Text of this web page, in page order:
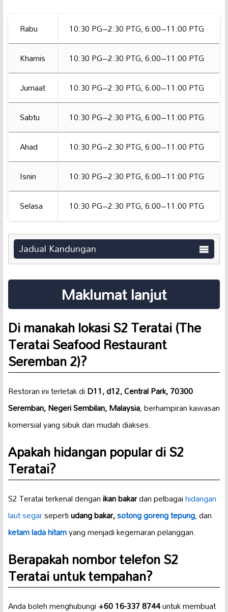
Rabu
10:30 PG–2:30 PTG, 6:00–11:00 PTG
Khamis
10:30 PG–2:30 PTG, 6:00–11:00 PTG
Jumaat
10:30 PG–2:30 PTG, 6:00–11:00 PTG
Sabtu
10:30 PG–2:30 PTG, 6:00–11:00 PTG
Ahad
10:30 PG–2:30 PTG, 6:00–11:00 PTG
Isnin
10:30 PG–2:30 PTG, 6:00–11:00 PTG
Selasa
10:30 PG–2:30 PTG, 6:00–11:00 PTG
Jadual Kandungan
Maklumat lanjut
Di manakah lokasi S2 Teratai (The
Teratai Seafood Restaurant
Seremban 2)?
Restoran ini terletak diD11, d12, Central Park, 70300
Seremban, Negeri Sembilan, Malaysia, berhampiran kawasan
komersial yang sibuk dan mudah diakses.
Apakah hidangan popular di S2
Teratai?
S2 Teratai terkenal denganikan bakardan pelbagaihidangan
laut segarsepertiudang bakar,sotong goreng tepung, dan
ketam lada hitamyang menjadi kegemaran pelanggan.
Berapakah nombor telefon S2
Teratai untuk tempahan?
Anda boleh menghubungi+60 16-337 8744untuk membuat